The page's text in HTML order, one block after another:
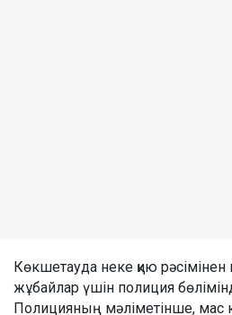
Көкшетауда неке қию рәсімінен
жұбайлар үшін полиция
Полицияның мәліметінше, мас